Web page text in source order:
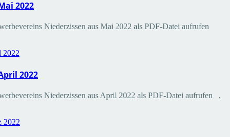
2022
Niederzissen aus Mai 2022 als PDF-Datei aufrufen
2022
Niederzissen aus April 2022 als PDF-Datei aufrufen ,